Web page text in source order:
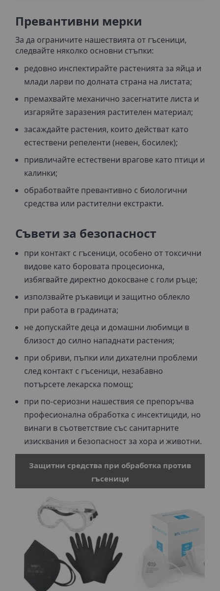
Превантивни мерки
За да ограничите нашествията от гъсеници,
следвайте няколко основни стъпки:
редовно инспектирайте растенията за яйца и
млади ларви по долната страна на листата;
премахвайте механично засегнатите листа и
изгаряйте заразения растителен материал;
засаждайте растения, които действат като
естествени репеленти (невен, босилек);
привличайте естествени врагове като птици и
калинки;
обработвайте превантивно с биологични
средства или растителни екстракти.
Съвети за безопасност
при контакт с гъсеници, особено от токсични
видове като боровата процесионка,
избягвайте директно докосване с голи ръце;
използвайте ръкавици и защитно облекло
при работа в градината;
не допускайте деца и домашни любимци в
близост до силно нападнати растения;
при обриви, пъпки или дихателни проблеми
след контакт с гъсеници, незабавно
потърсете лекарска помощ;
при по-сериозни нашествия се препоръчва
професионална обработка с инсектициди, но
винаги в съответствие със санитарните
изисквания и безопасност за хора и животни.
Защитни средства при обработка против
гъсеници